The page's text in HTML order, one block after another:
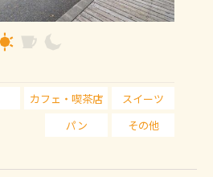
カフェ・喫茶店
スイーツ
パン
その他